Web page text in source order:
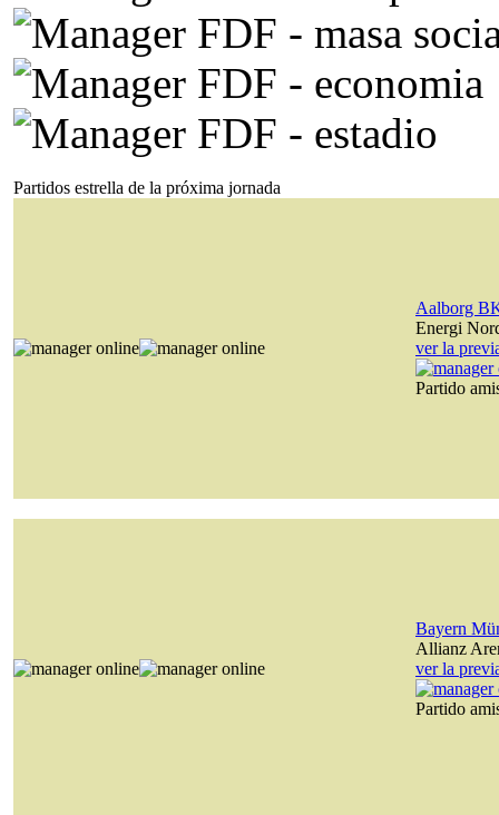
Partidos estrella de la próxima jornada
Aalborg
Energi
ver la
Partido
Bayern
Allianz
ver la
Partido